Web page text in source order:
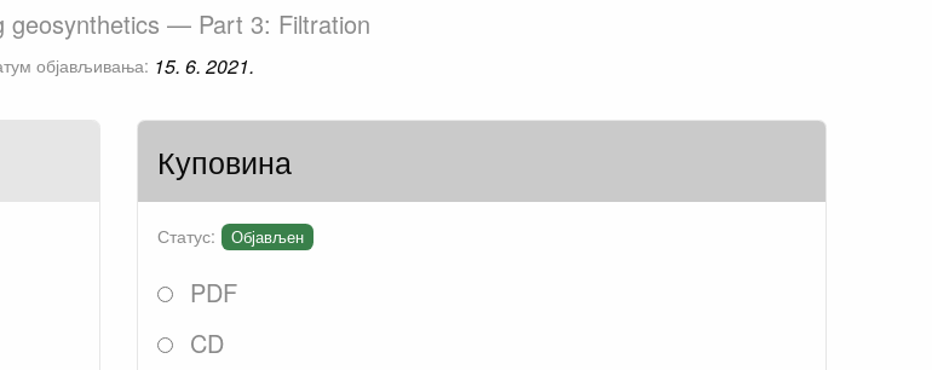
geosynthetics — Part 3: Filtration
објављивања: 15. 6. 2021.
Куповина
Статус: Објављен
PDF
CD